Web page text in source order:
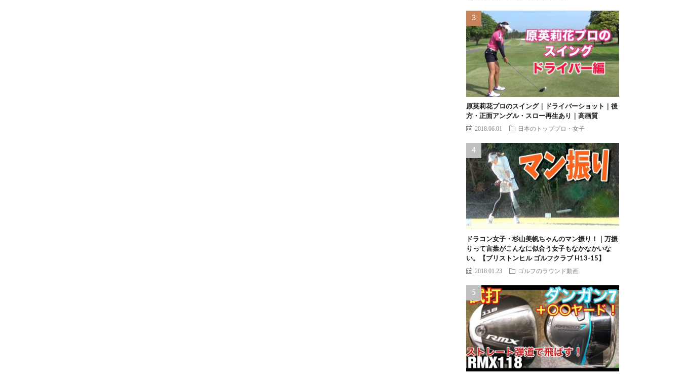
原英莉花プロのスイング｜ドライバーショット｜後
方・正面アングル・スロー再生あり｜高画質
2018.06.01 日本のトッププロ・女子
ドラコン女子・杉山美帆ちゃんのマン振り！｜万振
りって言葉がこんなに似合う女子もなかなかいな
い。【ブリストンヒル ゴルフクラブ H13-15】
2018.01.23 ゴルフのラウンド動画